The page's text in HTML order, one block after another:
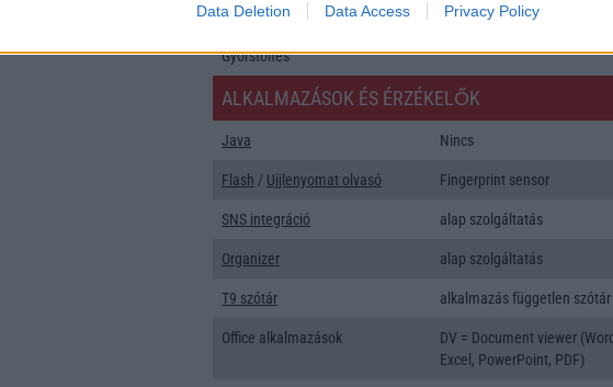
Data Deletion Data Access Privacy Policy
Gyorstöltés
ALKALMAZÁSOK ÉS ÉRZÉKELŐK
Java Nincs
Flash / Ujjlenyomat olvasó Fingerprint sensor
SNS integráció alap szolgáltatás
Organizer alap szolgáltatás
T9 szótár alkalmazás független szótár
Office alkalmazások
DV = Document viewer
Excel, PowerPoint, PDF)